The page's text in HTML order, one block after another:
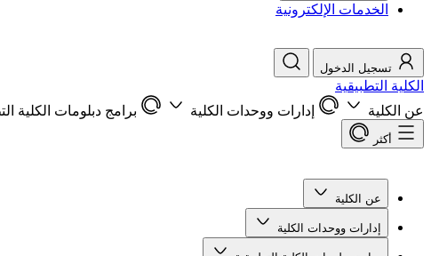
الخدمات الإلكترونية
تسجيل الدخول
الكلية التطبيقية
عن الكلية
إدارات ووحدات الكلية برامج دبلومات الكلية
أكثر
عن الكلية
إدارات ووحدات الكلية